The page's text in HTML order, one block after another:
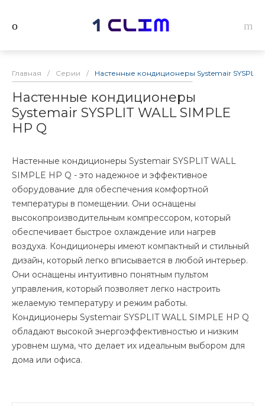
Главная / Серии / Настенные кондиционеры Systemair SYSPLIT
Настенные кондиционеры
Systemair SYSPLIT WALL SIMPLE
HP Q
Настенные кондиционеры Systemair SYSPLIT WALL
SIMPLE HP Q - это надежное и эффективное
оборудование для обеспечения комфортной
температуры в помещении. Они оснащены
высокопроизводительным компрессором, который
обеспечивает быстрое охлаждение или нагрев
воздуха. Кондиционеры имеют компактный и стильный
дизайн, который легко вписывается в любой интерьер.
Они оснащены интуитивно понятным пультом
управления, который позволяет легко настроить
желаемую температуру и режим работы.
Кондиционеры Systemair SYSPLIT WALL SIMPLE HP Q
обладают высокой энергоэффективностью и низким
уровнем шума, что делает их идеальным выбором для
дома или офиса.